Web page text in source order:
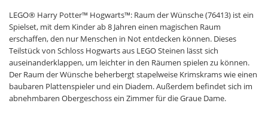
LEGO® Harry Potter™ Hogwarts™: Raum der Wünsche (76413) ist ein
Spielset, mit dem Kinder ab 8 Jahren einen magischen Raum
erschaffen, den nur Menschen in Not entdecken können. Dieses
Teilstück von Schloss Hogwarts aus LEGO Steinen lässt sich
auseinanderklappen, um leichter in den Räumen spielen zu können.
Der Raum der Wünsche beherbergt stapelweise Krimskrams wie einen
baubaren Plattenspieler und ein Diadem. Außerdem befindet sich im
abnehmbaren Obergeschoss ein Zimmer für die Graue Dame.